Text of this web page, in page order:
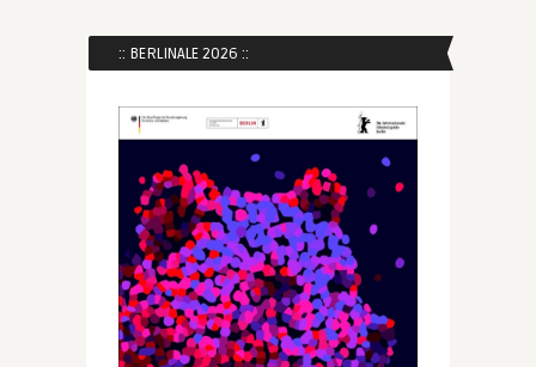
:: BERLINALE 2026 ::